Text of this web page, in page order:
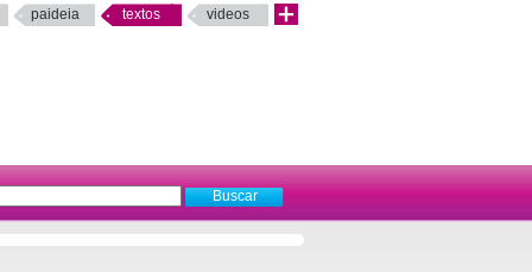
paideia textos videos